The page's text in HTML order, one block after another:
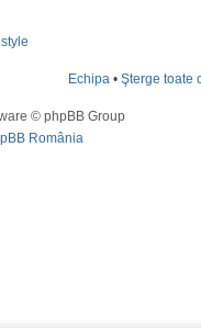
Echipa •Şterge toate
© phpBB Group
România